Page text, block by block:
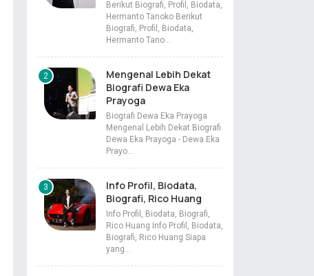
Berikut Biografi, Profil, Biodata,
Hermanto Tanoko Berikut
Biografi, Profil, Biodata,
Hermanto Tano…
Mengenal Lebih Dekat
Biografi Dewa Eka
Prayoga
Biografi Dewa Eka Prayoga
Mengenal Lebih Dekat Biografi
Dewa Eka Prayoga - Dewa Eka
Prayo…
Info Profil, Biodata,
Biografi, Rico Huang
Info Profil, Biodata, Biografi,
Rico Huang Info Profil, Biodata,
Biografi, Rico Huang Siapa
yang…